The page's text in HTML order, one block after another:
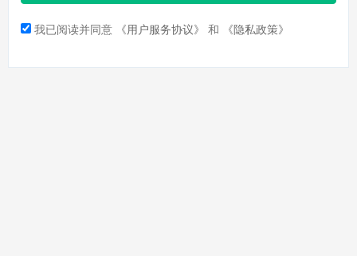
我已阅读并同意 《用户服务协议》 和 《隐私政策》